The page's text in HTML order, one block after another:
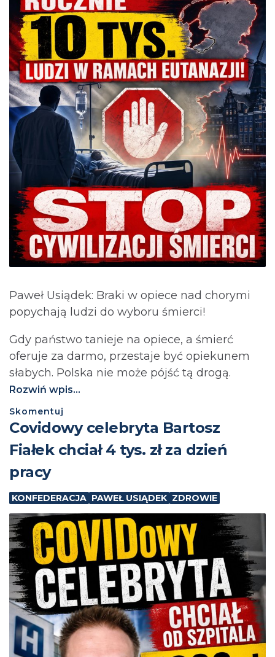
Paweł Usiądek: Braki w opiece nad chorymi
popychają ludzi do wyboru śmierci!
Gdy państwo tanieje na opiece, a śmierć
oferuje za darmo, przestaje być opiekunem
słabych. Polska nie może pójść tą drogą.⁩
Rozwiń wpis...
Skomentuj
Covidowy celebryta Bartosz
Fiałek chciał 4 tys. zł za dzień
pracy
KONFEDERACJA PAWEŁ USIĄDEK ZDROWIE